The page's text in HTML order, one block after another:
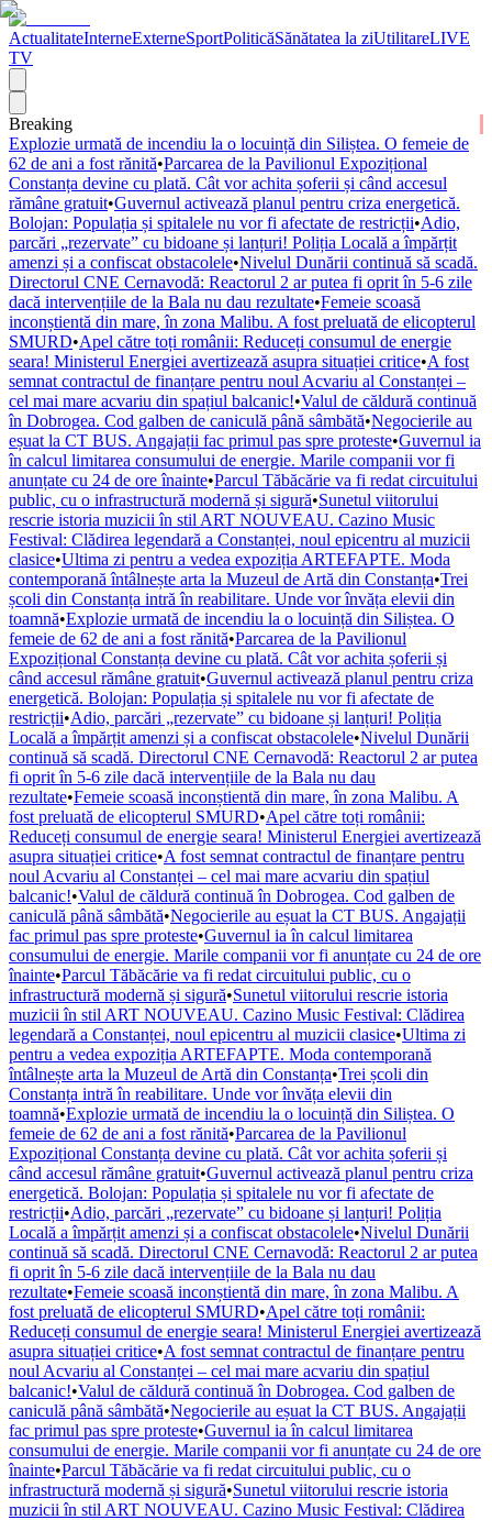
ActualitateInterneExterneSportPoliticăSănătatea la ziUtilitareLIVE
TV
Breaking
Explozie urmată de incendiu la o locuință din Siliștea. O femeie de
62 de ani a fost rănită•Parcarea de la Pavilionul Expozițional
Constanța devine cu plată. Cât vor achita șoferii și când accesul
rămâne gratuit•Guvernul activează planul pentru criza energetică.
Bolojan: Populația și spitalele nu vor fi afectate de restricții•Adio,
parcări „rezervate” cu bidoane și lanțuri! Poliția Locală a împărțit
amenzi și a confiscat obstacolele•Nivelul Dunării continuă să scadă.
Directorul CNE Cernavodă: Reactorul 2 ar putea fi oprit în 5-6 zile
dacă intervențiile de la Bala nu dau rezultate•Femeie scoasă
inconștientă din mare, în zona Malibu. A fost preluată de elicopterul
SMURD•Apel către toți românii: Reduceți consumul de energie
seara! Ministerul Energiei avertizează asupra situației critice•A fost
semnat contractul de finanțare pentru noul Acvariu al Constanței –
cel mai mare acvariu din spațiul balcanic!•Valul de căldură continuă
în Dobrogea. Cod galben de caniculă până sâmbătă•Negocierile au
eșuat la CT BUS. Angajații fac primul pas spre proteste•Guvernul ia
în calcul limitarea consumului de energie. Marile companii vor fi
anunțate cu 24 de ore înainte•Parcul Tăbăcărie va fi redat circuitului
public, cu o infrastructură modernă și sigură•Sunetul viitorului
rescrie istoria muzicii în stil ART NOUVEAU. Cazino Music
Festival: Clădirea legendară a Constanței, noul epicentru al muzicii
clasice•Ultima zi pentru a vedea expoziția ARTEFAPTE. Moda
contemporană întâlnește arta la Muzeul de Artă din Constanța•Trei
școli din Constanța intră în reabilitare. Unde vor învăța elevii din
toamnă•Explozie urmată de incendiu la o locuință din Siliștea. O
femeie de 62 de ani a fost rănită•Parcarea de la Pavilionul
Expozițional Constanța devine cu plată. Cât vor achita șoferii și
când accesul rămâne gratuit•Guvernul activează planul pentru criza
energetică. Bolojan: Populația și spitalele nu vor fi afectate de
restricții•Adio, parcări „rezervate” cu bidoane și lanțuri! Poliția
Locală a împărțit amenzi și a confiscat obstacolele•Nivelul Dunării
continuă să scadă. Directorul CNE Cernavodă: Reactorul 2 ar putea
fi oprit în 5-6 zile dacă intervențiile de la Bala nu dau
rezultate•Femeie scoasă inconștientă din mare, în zona Malibu. A
fost preluată de elicopterul SMURD•Apel către toți românii:
Reduceți consumul de energie seara! Ministerul Energiei avertizează
asupra situației critice•A fost semnat contractul de finanțare pentru
noul Acvariu al Constanței – cel mai mare acvariu din spațiul
balcanic!•Valul de căldură continuă în Dobrogea. Cod galben de
caniculă până sâmbătă•Negocierile au eșuat la CT BUS. Angajații
fac primul pas spre proteste•Guvernul ia în calcul limitarea
consumului de energie. Marile companii vor fi anunțate cu 24 de ore
înainte•Parcul Tăbăcărie va fi redat circuitului public, cu o
infrastructură modernă și sigură•Sunetul viitorului rescrie istoria
muzicii în stil ART NOUVEAU. Cazino Music Festival: Clădirea
legendară a Constanței, noul epicentru al muzicii clasice•Ultima zi
pentru a vedea expoziția ARTEFAPTE. Moda contemporană
întâlnește arta la Muzeul de Artă din Constanța•Trei școli din
Constanța intră în reabilitare. Unde vor învăța elevii din
toamnă•Explozie urmată de incendiu la o locuință din Siliștea. O
femeie de 62 de ani a fost rănită•Parcarea de la Pavilionul
Expozițional Constanța devine cu plată. Cât vor achita șoferii și
când accesul rămâne gratuit•Guvernul activează planul pentru criza
energetică. Bolojan: Populația și spitalele nu vor fi afectate de
restricții•Adio, parcări „rezervate” cu bidoane și lanțuri! Poliția
Locală a împărțit amenzi și a confiscat obstacolele•Nivelul Dunării
continuă să scadă. Directorul CNE Cernavodă: Reactorul 2 ar putea
fi oprit în 5-6 zile dacă intervențiile de la Bala nu dau
rezultate•Femeie scoasă inconștientă din mare, în zona Malibu. A
fost preluată de elicopterul SMURD•Apel către toți românii:
Reduceți consumul de energie seara! Ministerul Energiei avertizează
asupra situației critice•A fost semnat contractul de finanțare pentru
noul Acvariu al Constanței – cel mai mare acvariu din spațiul
balcanic!•Valul de căldură continuă în Dobrogea. Cod galben de
caniculă până sâmbătă•Negocierile au eșuat la CT BUS. Angajații
fac primul pas spre proteste•Guvernul ia în calcul limitarea
consumului de energie. Marile companii vor fi anunțate cu 24 de ore
înainte•Parcul Tăbăcărie va fi redat circuitului public, cu o
infrastructură modernă și sigură•Sunetul viitorului rescrie istoria
muzicii în stil ART NOUVEAU. Cazino Music Festival: Clădirea